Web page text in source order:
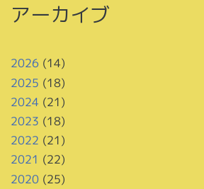
アーカイブ
2026 (14)
2025 (18)
2024 (21)
2023 (18)
2022 (21)
2021 (22)
2020(25)